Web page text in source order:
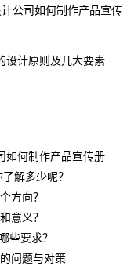
公司如何制作产品宣传
设计原则及几大要素
如何制作产品宣传册
解多少呢？
方向？
意义？
些要求？
问题与对策